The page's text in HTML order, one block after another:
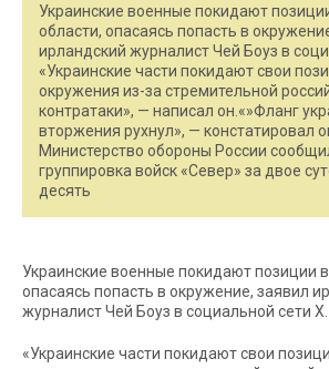
Украинские военные покидают
области, опасаясь попасть в
ирландский журналист Чей Боуз в
«Украинские части покидают свои
окружения из-за стремительной
контратаки», — написал он.«»Фланг
вторжения рухнул», — констатировал
Министерство обороны России
группировка войск «Север» за двое
десять
Украинские военные покидают позиции
опасаясь попасть в окружение, заявил
журналист Чей Боуз в социальной сети X.
«Украинские части покидают свои